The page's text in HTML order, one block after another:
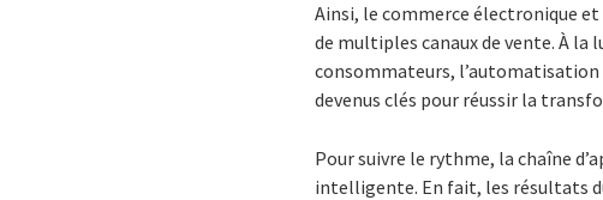
Ainsi, le commerce électronique
de multiples canaux de vente. À la
consommateurs,
devenus clés pour réussir la
Pour suivre le rythme, la chaîne
intelligente. En fait, les résultats